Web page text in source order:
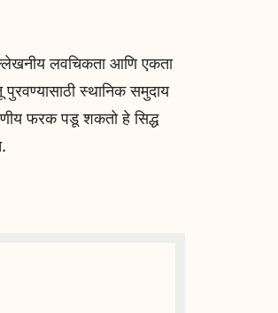
लवचिकता आणि एकता
स्थानिक समुदाय
फरक पडू शकतो हे सिद्ध